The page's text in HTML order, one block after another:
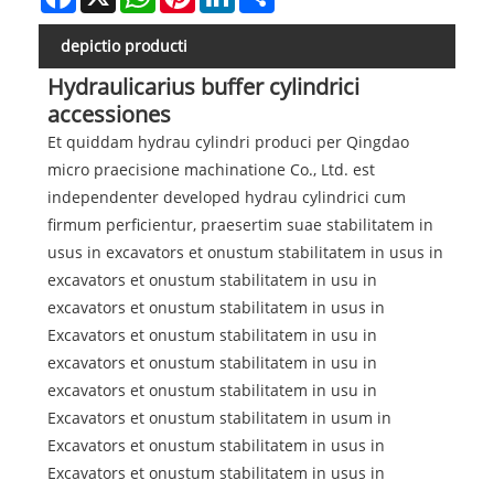
depictio producti
Hydraulicarius buffer cylindrici
accessiones
Et quiddam hydrau cylindri produci per Qingdao
micro praecisione machinatione Co., Ltd. est
independenter developed hydrau cylindrici cum
firmum perficientur, praesertim suae stabilitatem in
usus in excavators et onustum stabilitatem in usus in
excavators et onustum stabilitatem in usu in
excavators et onustum stabilitatem in usus in
Excavators et onustum stabilitatem in usu in
excavators et onustum stabilitatem in usu in
excavators et onustum stabilitatem in usu in
Excavators et onustum stabilitatem in usum in
Excavators et onustum stabilitatem in usus in
Excavators et onustum stabilitatem in usus in